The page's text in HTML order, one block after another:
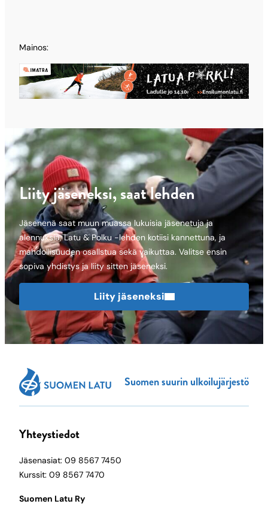
Mainos:
Liity jäseneksi, saat lehden
Jäsenenä saat muun muassa lukuisia jäsenetuja ja
alennuksia, Latu & Polku -lehden kotiisi kannettuna, ja
mahdollisuuden osallstua sekä vaikuttaa. Valitse ensin
sopiva yhdistys ja liity sitten jäseneksi.
Liity jäseneksi
Suomen suurin ulkoilujärjestö
Yhteystiedot
Jäsenasiat: 09 8567 7450
Kurssit: 09 8567 7470
Suomen Latu Ry